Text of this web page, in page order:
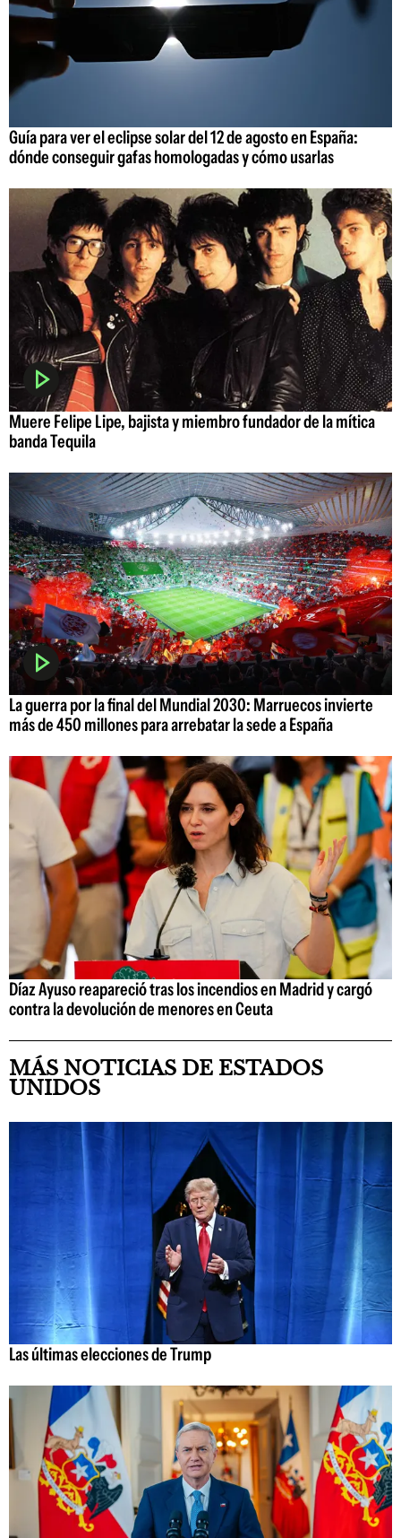
Guía para ver el eclipse solar del 12 de agosto en España:
dónde conseguir gafas homologadas y cómo usarlas
Muere Felipe Lipe, bajista y miembro fundador de la mítica
banda Tequila
La guerra por la final del Mundial 2030: Marruecos invierte
más de 450 millones para arrebatar la sede a España
Díaz Ayuso reapareció tras los incendios en Madrid y cargó
contra la devolución de menores en Ceuta
MÁS NOTICIAS DE ESTADOS
UNIDOS
Las últimas elecciones de Trump